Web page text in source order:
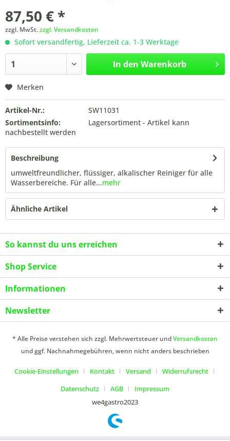
87,50 € *
zzgl. MwSt.zzgl. Versandkosten
Sofort versandfertig, Lieferzeit ca. 1-3 Werktage
In den Warenkorb
Merken
Artikel-Nr.:
SW11031
Sortimentsinfo:
Lagersortiment - Artikel kann
nachbestellt werden
Beschreibung
umweltfreundlicher, flüssiger, alkalischer Reiniger für alle
Wasserbereiche. Für alle...mehr
Ähnliche Artikel
So kannst du uns erreichen
Shop Service
Informationen
Newsletter
* Alle Preise verstehen sich zzgl. Mehrwertsteuer undVersandkosten
und ggf. Nachnahmegebühren, wenn nicht anders beschrieben
Cookie-Einstellungen Kontakt Versand
Widerrufsrecht
Datenschutz
AGB
Impressum
we4gastro2023